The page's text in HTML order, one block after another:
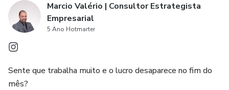
Diferente de consultorias de alto custo (R$ 50k+), este
treinamento entrega a essência da consultoria empresarial
em uma linguagem simples, feita para quem não tem
resultados pontuais e positivos.
Marcio Valério | Consultor Estrategista
Empresarial
5 Ano Hotmarter
Sente que trabalha muito e o lucro desaparece no fim do
mês?